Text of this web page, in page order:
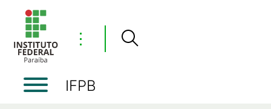
⋮
IFPB